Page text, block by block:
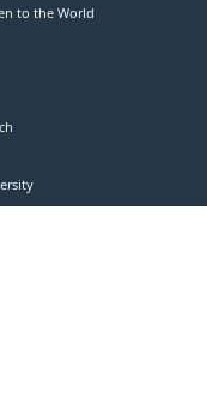
to the World